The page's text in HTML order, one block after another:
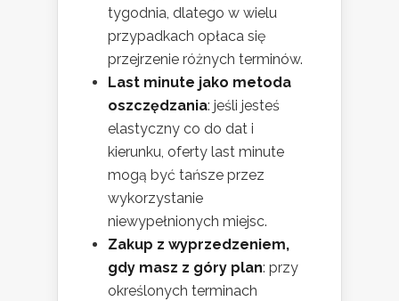
tygodnia, dlatego w wielu
przypadkach opłaca się
przejrzenie różnych terminów.
Last minute jako metoda
oszczędzania: jeśli jesteś
elastyczny co do dat i
kierunku, oferty last minute
mogą być tańsze przez
wykorzystanie
niewypełnionych miejsc.
Zakup z wyprzedzeniem,
gdy masz z góry plan: przy
określonych terminach